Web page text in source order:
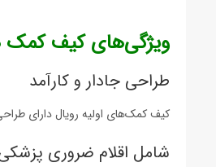
ویژگی‌های کیف کمک
طراحی جادار و کارآمد
کیف کمک‌های اولیه رویال دارای
شامل اقلام ضروری